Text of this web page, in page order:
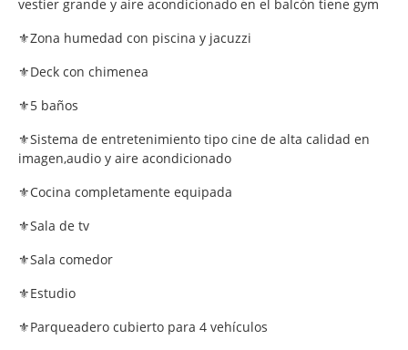
vestier grande y aire acondicionado en el balcón tiene gym
⚜️Zona humedad con piscina y jacuzzi
⚜️Deck con chimenea
⚜️5 baños
⚜️Sistema de entretenimiento tipo cine de alta calidad en
imagen,audio y aire acondicionado
⚜️Cocina completamente equipada
⚜️Sala de tv
⚜️Sala comedor
⚜️Estudio
⚜️Parqueadero cubierto para 4 vehículos